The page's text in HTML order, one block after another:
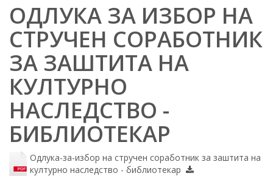
ОДЛУКА ЗА ИЗБОР НА
СТРУЧЕН СОРАБОТНИК
ЗА ЗАШТИТА НА
КУЛТУРНО
НАСЛЕДСТВО -
БИБЛИОТЕКАР
Одлука-за-избор на стручен соработник за заштита на
културно наследство - библиотекар